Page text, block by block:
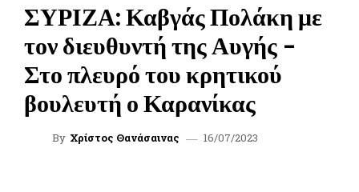
ΣΥΡΙΖΑ: Καβγάς Πολάκη με
τον διευθυντή της Αυγής –
Στο πλευρό του κρητικού
βουλευτή ο Καρανίκας
By Χρίστος Θανάσαινας 16/07/2023